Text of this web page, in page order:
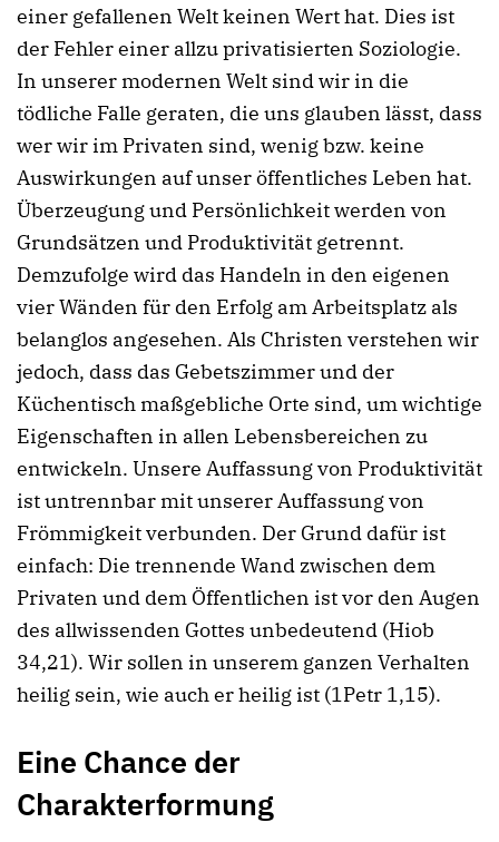
einer gefallenen Welt keinen Wert hat. Dies ist
der Fehler einer allzu privatisierten Soziologie.
In unserer modernen Welt sind wir in die
tödliche Falle geraten, die uns glauben lässt, dass
wer wir im Privaten sind, wenig bzw. keine
Auswirkungen auf unser öffentliches Leben hat.
Überzeugung und Persönlichkeit werden von
Grundsätzen und Produktivität getrennt.
Demzufolge wird das Handeln in den eigenen
vier Wänden für den Erfolg am Arbeitsplatz als
belanglos angesehen. Als Christen verstehen wir
jedoch, dass das Gebetszimmer und der
Küchentisch maßgebliche Orte sind, um wichtige
Eigenschaften in allen Lebensbereichen zu
entwickeln. Unsere Auffassung von Produktivität
ist untrennbar mit unserer Auffassung von
Frömmigkeit verbunden. Der Grund dafür ist
einfach: Die trennende Wand zwischen dem
Privaten und dem Öffentlichen ist vor den Augen
des allwissenden Gottes unbedeutend (Hiob
34,21). Wir sollen in unserem ganzen Verhalten
heilig sein, wie auch er heilig ist (1Petr 1,15).
Eine Chance der
Charakterformung